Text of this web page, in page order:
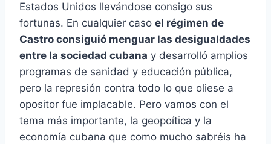
Estados Unidos llevándose consigo sus
fortunas. En cualquier caso el régimen de
Castro consiguió menguar las desigualdades
entre la sociedad cubana y desarrolló amplios
programas de sanidad y educación pública,
pero la represión contra todo lo que oliese a
opositor fue implacable. Pero vamos con el
tema más importante, la geopoítica y la
economía cubana que como mucho sabréis ha